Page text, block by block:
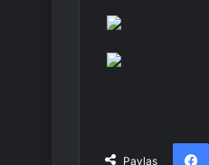
Paylaş